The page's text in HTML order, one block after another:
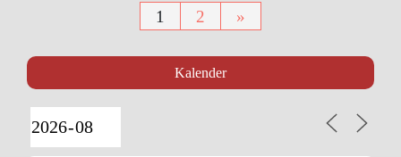
Seitennummerierung
der
Beiträge
1 2 »
Kalender